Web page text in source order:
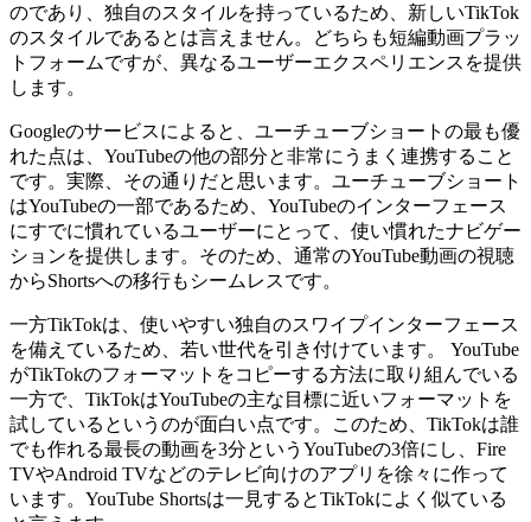
のであり、独自のスタイルを持っているため、新しいTikTok
のスタイルであるとは言えません。どちらも短編動画プラッ
トフォームですが、異なるユーザーエクスペリエンスを提供
します。
Googleのサービスによると、ユーチューブショートの最も優
れた点は、YouTubeの他の部分と非常にうまく連携すること
です。実際、その通りだと思います。ユーチューブショート
はYouTubeの一部であるため、YouTubeのインターフェース
にすでに慣れているユーザーにとって、使い慣れたナビゲー
ションを提供します。そのため、通常のYouTube動画の視聴
からShortsへの移行もシームレスです。
一方TikTokは、使いやすい独自のスワイプインターフェース
を備えているため、若い世代を引き付けています。 YouTube
がTikTokのフォーマットをコピーする方法に取り組んでいる
一方で、TikTokはYouTubeの主な目標に近いフォーマットを
試しているというのが面白い点です。このため、TikTokは誰
でも作れる最長の動画を3分というYouTubeの3倍にし、Fire
TVやAndroid TVなどのテレビ向けのアプリを徐々に作って
います。YouTube Shortsは一見するとTikTokによく似ている